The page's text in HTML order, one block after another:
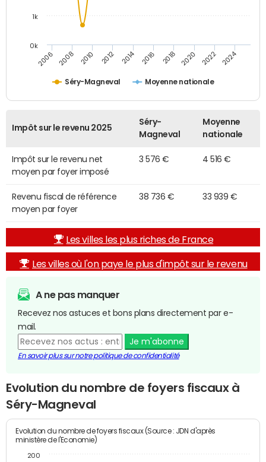
Séry-Magneval Moyenne nationale
2006 2008 2010 2012 2014 2016 2018 2020 2022 2024
0k
1k
Impôt sur le revenu 2025
Séry-
Magneval
Moyenne
nationale
Impôt sur le revenu net
moyen par foyer imposé
3 576 € 4 516 €
Revenu fiscal de référence
moyen par foyer
38 736 € 33 939 €
Les villes les plus riches de France
Les villes où l'on paye le plus d'impôt sur le revenu
A ne pas manquer
Recevez nos astuces et bons plans directement par e-
mail.
Je m'abonne
En savoir plus sur notre politique de confidentialité
Evolution du nombre de foyers fiscaux à
Séry-Magneval
Evolution du nombre de foyers fiscaux (Source : JDN d'après
ministère de l'Economie)
200